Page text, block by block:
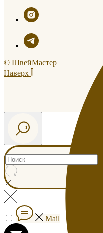
© ШвейМастер
Наверх
Mail